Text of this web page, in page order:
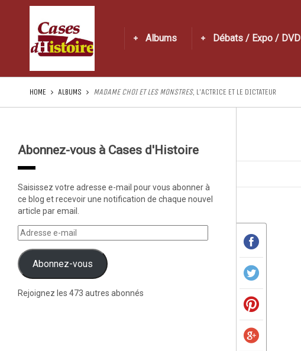
Albums Débats / Expo / DVD
HOME ALBUMS MADAME CHOI ET LES MONSTRES, L’ACTRICE ET LE DICTATEUR
Abonnez-vous à Cases d'Histoire
Saisissez votre adresse e-mail pour vous abonner à
ce blog et recevoir une notification de chaque nouvel
article par email.
Abonnez-vous
Rejoignez les 473 autres abonnés